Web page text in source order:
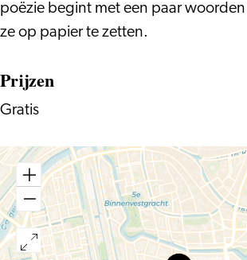
poëzie begint met een paar
ze op papier te zetten.
Prijzen
Gratis